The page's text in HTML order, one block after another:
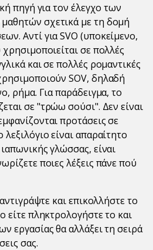
πηγή για τον έλεγχο των
σχετικά με τη δομή
Αντί για SVO (υποκείμενο,
σε πολλές
και σε πολλές ρομαντικές
SOV, δηλαδή
ρήμα. Για παράδειγμα, το
σε "τρώω σούσι". Δεν είναι
προτάσεις σε
είναι απαραίτητο
γλώσσας, είναι
ποιες λέξεις πάνε πού
και επικολλήστε το
είτε πληκτρολογήστε το και
εργασίας θα αλλάξει τη σειρά
σας.